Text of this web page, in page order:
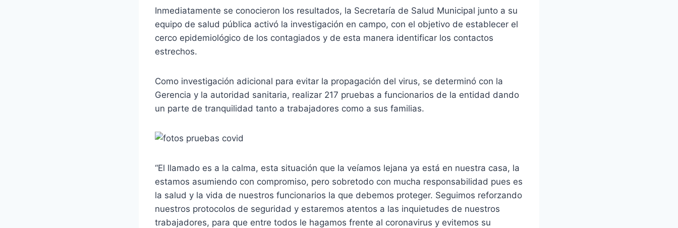
Inmediatamente se conocieron los resultados, la Secretaría de Salud Municipal junto a su
equipo de salud pública activó la investigación en campo, con el objetivo de establecer el
cerco epidemiológico de los contagiados y de esta manera identificar los contactos
estrechos.
Como investigación adicional para evitar la propagación del virus, se determinó con la
Gerencia y la autoridad sanitaria, realizar 217 pruebas a funcionarios de la entidad dando
un parte de tranquilidad tanto a trabajadores como a sus familias.
“El llamado es a la calma, esta situación que la veíamos lejana ya está en nuestra casa, la
estamos asumiendo con compromiso, pero sobretodo con mucha responsabilidad pues es
la salud y la vida de nuestros funcionarios la que debemos proteger. Seguimos reforzando
nuestros protocolos de seguridad y estaremos atentos a las inquietudes de nuestros
trabajadores, para que entre todos le hagamos frente al coronavirus y evitemos su